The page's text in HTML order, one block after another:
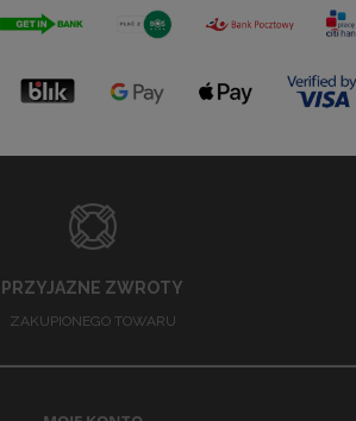
PRZYJAZNE ZWROTY
ZAKUPIONEGO TOWARU